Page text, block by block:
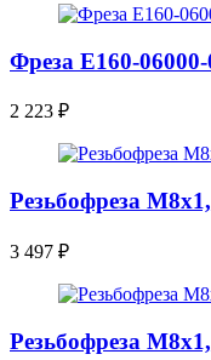
Фреза E160-
2 223 ₽
Резьбофреза
3 497 ₽
Резьбофреза